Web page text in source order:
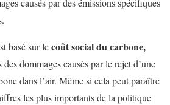
causés par des émissions spécifiques
basé sur lecoût social du carbone,
dommages causés par le rejet d’une
dans l’air. Même si cela peut paraître
les plus importants de la politique